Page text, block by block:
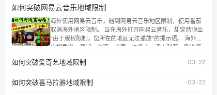
权限制问题，且仅能在中国大陆地区播放。 遇到这个问题的
朋友们，使用番茄回国加速器，即可解决「海外用户收听腾
讯视频地区版权限制」的问题，无论人在香港、澳门、台
湾、美国、加拿大、澳大利亚、欧洲等国家和地区工作、留
学、定居等，都可以使用，不再因地区和版权限制所困扰。
如何突破网易云音乐地域限制
海外使用网易云音乐，遇到网易云音乐地区限制，使用番茄
取消海外地区限制。 当在海外打开网易云音乐，却突然弹出
“由于版权限制，您所在的地区无法播放”的提示语。 海外用
户如香港、澳门、台湾、美国、加拿大、澳大利亚、欧洲等
地区及版权限制问题，且仅能在中国大陆地区播放。 遇到这
户收听网易云音乐地区版权限制」的问题，无论人在香港、
如何突破爱奇艺地域限制 03-22
如何突破喜马拉雅地域限制 03-22